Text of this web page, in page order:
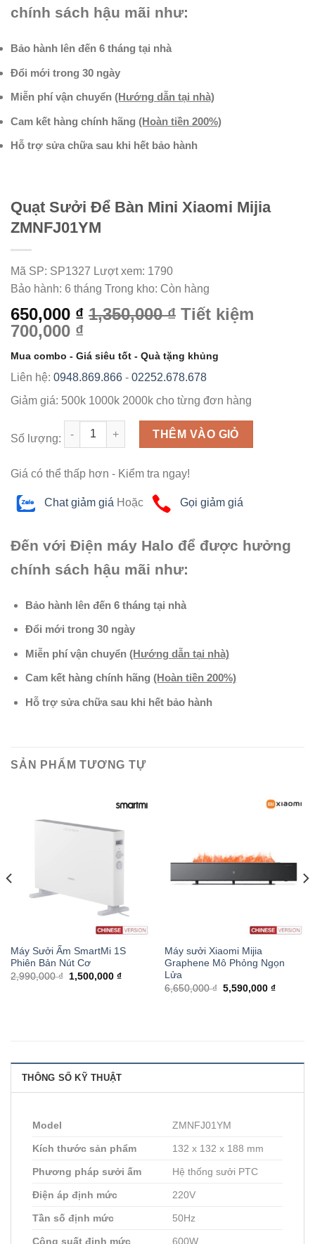
chính sách hậu mãi như:
Bảo hành lên đến 6 tháng tại nhà
Đổi mới trong 30 ngày
Miễn phí vận chuyển (Hướng dẫn tại nhà)
Cam kết hàng chính hãng (Hoàn tiền 200%)
Hỗ trợ sửa chữa sau khi hết bảo hành
Quạt Sưởi Để Bàn Mini Xiaomi Mijia
ZMNFJ01YM
Mã SP: SP1327 Lượt xem: 1790
Bảo hành: 6 tháng Trong kho: Còn hàng
650,000 ₫ 1,350,000 ₫ Tiết kiệm
700,000 ₫
Mua combo - Giá siêu tốt - Quà tặng khủng
Liên hệ: 0948.869.866 - 02252.678.678
Giảm giá: 500k 1000k 2000k cho từng đơn hàng
Số lượng:
Số lượng THÊM VÀO GIỎ
Giá có thể thấp hơn - Kiểm tra ngay!
Chat giảm giá Hoặc Gọi giảm giá
Đến với Điện máy Halo để được hưởng
chính sách hậu mãi như:
Bảo hành lên đến 6 tháng tại nhà
Đổi mới trong 30 ngày
Miễn phí vận chuyển (Hướng dẫn tại nhà)
Cam kết hàng chính hãng (Hoàn tiền 200%)
Hỗ trợ sửa chữa sau khi hết bảo hành
SẢN PHẨM TƯƠNG TỰ
Máy Sưởi Ấm SmartMi 1S
Phiên Bản Nút Cơ
2,990,000 ₫
1,500,000 ₫
Máy sưởi Xiaomi Mijia
Graphene Mô Phỏng Ngọn
Lửa
6,650,000 ₫ 5,590,000 ₫
THÔNG SỐ KỸ THUẬT
Model ZMNFJ01YM
Kích thước sản phẩm 132 x 132 x 188 mm
Phương pháp sưởi ấm Hệ thống sưởi PTC
Điện áp định mức 220V
Tần số định mức 50Hz
Công suất định mức 600W